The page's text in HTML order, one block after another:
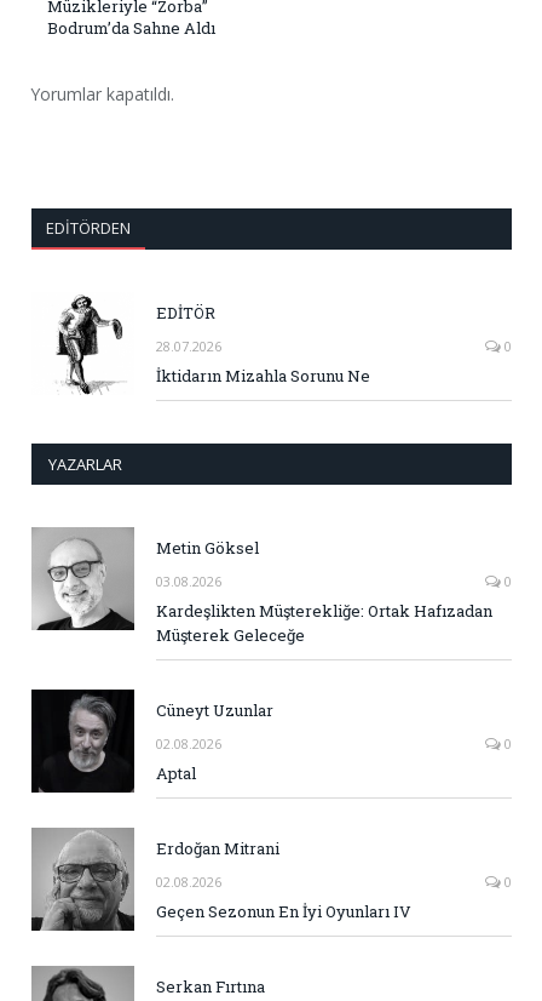
Müzikleriyle “Zorba”
Bodrum’da Sahne Aldı
Yorumlar kapatıldı.
EDITÖRDEN
EDİTÖR
28.07.2026 0
İktidarın Mizahla Sorunu Ne
YAZARLAR
Metin Göksel
03.08.2026 0
Kardeşlikten Müşterekliğe: Ortak Hafızadan
Müşterek Geleceğe
Cüneyt Uzunlar
02.08.2026 0
Aptal
Erdoğan Mitrani
02.08.2026 0
Geçen Sezonun En İyi Oyunları IV
Serkan Fırtına